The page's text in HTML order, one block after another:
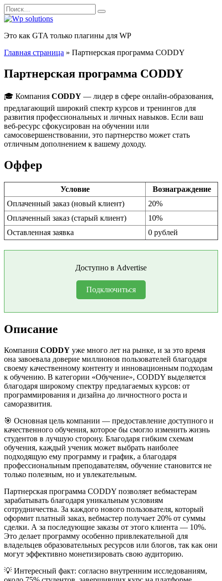
Перейти
к
содержанию
Search
for:
Это как GTA только плагины для WP
Главная страница » Партнерская программа CODDY
Партнерская программа CODDY
🎓 Компания CODDY — лидер в сфере онлайн-образования,
предлагающий широкий спектр курсов и тренингов для
развития профессиональных и личных навыков. Если ваш
веб-ресурс сфокусирован на обучении или
самосовершенствовании, это партнерство может стать
отличным дополнением к вашему доходу.
Оффер
Условие
Вознаграждение
Оплаченный заказ (новый клиент)
20%
Оплаченный заказ (старый клиент)
10%
Оставленная заявка
0 рублей
Доступно в Advertise
Подключиться
Описание
Компания CODDY уже много лет на рынке, и за это время
она завоевала доверие миллионов пользователей благодаря
своему качественному контенту и инновационным подходам
к обучению. В категории «Обучение», CODDY выделяется
благодаря широкому спектру предлагаемых курсов: от
программирования и дизайна до личностного роста и
саморазвития.
🎯 Основная цель компании — предоставление доступного и
качественного обучения, которое бы смогло изменить жизнь
студентов в лучшую сторону. Благодаря гибким схемам
обучения, каждый ученик может выбрать наиболее
подходящую ему программу и график, а благодаря
профессиональным преподавателям, обучение становится не
только полезным, но и увлекательным.
Партнерская программа CODDY позволяет вебмастерам
зарабатывать благодаря уникальным условиям
сотрудничества. За каждого нового пользователя, который
оформит платный заказ, вебмастер получает 20% от суммы
сделки. А за последующие заказы от этого клиента — 10%.
Это делает программу особенно привлекательной для
владельцев образовательных ресурсов или блогов, так как они
могут эффективно монетизировать свою аудиторию.
💡 Интересный факт: согласно внутренним исследованиям,